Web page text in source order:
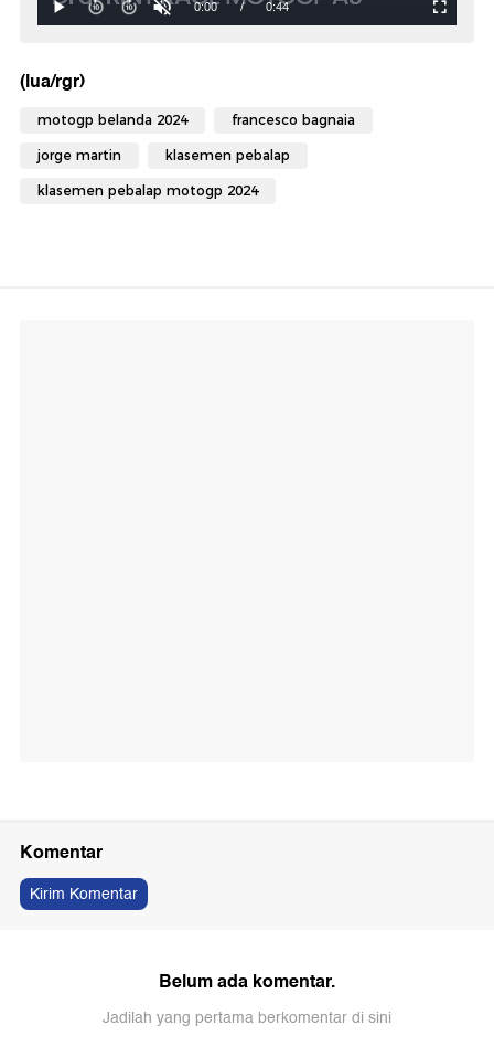
(lua/rgr)
motogp belanda 2024 francesco bagnaia
jorge martin klasemen pebalap
klasemen pebalap motogp 2024
Komentar
Kirim Komentar
Belum ada komentar.
Jadilah yang pertama berkomentar di sini